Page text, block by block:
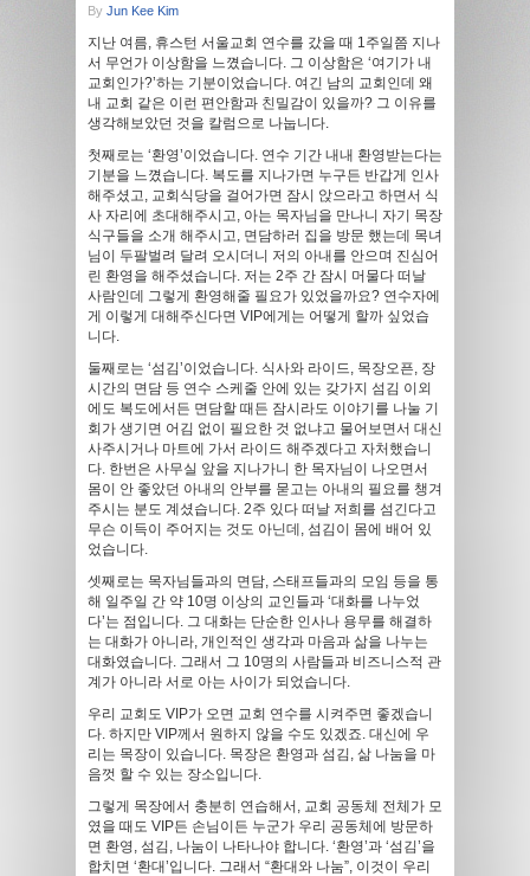
By Jun Kee Kim
지난 여름, 휴스턴 서울교회 연수를 갔을 때 1주일쯤 지나
서 무언가 이상함을 느꼈습니다. 그 이상함은 ‘여기가 내
교회인가?’하는 기분이었습니다. 여긴 남의 교회인데 왜
내 교회 같은 이런 편안함과 친밀감이 있을까? 그 이유를
생각해보았던 것을 칼럼으로 나눕니다.
첫째로는 ‘환영’이었습니다. 연수 기간 내내 환영받는다는
기분을 느꼈습니다. 복도를 지나가면 누구든 반갑게 인사
해주셨고, 교회식당을 걸어가면 잠시 앉으라고 하면서 식
사 자리에 초대해주시고, 아는 목자님을 만나니 자기 목장
식구들을 소개 해주시고, 면담하러 집을 방문 했는데 목녀
님이 두팔벌려 달려 오시더니 저의 아내를 안으며 진심어
린 환영을 해주셨습니다. 저는 2주 간 잠시 머물다 떠날
사람인데 그렇게 환영해줄 필요가 있었을까요? 연수자에
게 이렇게 대해주신다면 VIP에게는 어떻게 할까 싶었습
니다.
둘째로는 ‘섬김’이었습니다. 식사와 라이드, 목장오픈, 장
시간의 면담 등 연수 스케줄 안에 있는 갖가지 섬김 이외
에도 복도에서든 면담할 때든 잠시라도 이야기를 나눌 기
회가 생기면 어김 없이 필요한 것 없냐고 물어보면서 대신
사주시거나 마트에 가서 라이드 해주겠다고 자처했습니
다. 한번은 사무실 앞을 지나가니 한 목자님이 나오면서
몸이 안 좋았던 아내의 안부를 묻고는 아내의 필요를 챙겨
주시는 분도 계셨습니다. 2주 있다 떠날 저희를 섬긴다고
무슨 이득이 주어지는 것도 아닌데, 섬김이 몸에 배어 있
었습니다.
셋째로는 목자님들과의 면담, 스태프들과의 모임 등을 통
해 일주일 간 약 10명 이상의 교인들과 ‘대화를 나누었
다’는 점입니다. 그 대화는 단순한 인사나 용무를 해결하
는 대화가 아니라, 개인적인 생각과 마음과 삶을 나누는
대화였습니다. 그래서 그 10명의 사람들과 비즈니스적 관
계가 아니라 서로 아는 사이가 되었습니다.
우리 교회도 VIP가 오면 교회 연수를 시켜주면 좋겠습니
다. 하지만 VIP께서 원하지 않을 수도 있겠죠. 대신에 우
리는 목장이 있습니다. 목장은 환영과 섬김, 삶 나눔을 마
음껏 할 수 있는 장소입니다.
그렇게 목장에서 충분히 연습해서, 교회 공동체 전체가 모
였을 때도 VIP든 손님이든 누군가 우리 공동체에 방문하
면 환영, 섬김, 나눔이 나타나야 합니다. ‘환영’과 ‘섬김’을
합치면 ‘환대’입니다. 그래서 “환대와 나눔”, 이것이 우리